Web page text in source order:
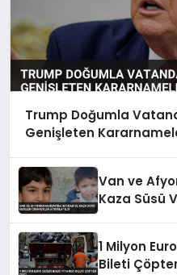
Trump Doğumla
Genişleten
Van ve
Kaza Süsü
1 Milyon
Bileti